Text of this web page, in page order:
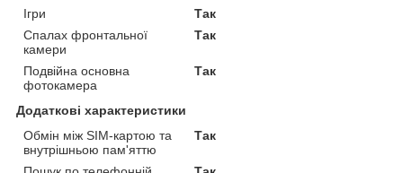
Ігри
Так
Спалах фронтальної
камери
Так
Подвійна основна
фотокамера
Так
Додаткові характеристики
Обмін між SIM-картою та
внутрішньою пам'яттю
Так